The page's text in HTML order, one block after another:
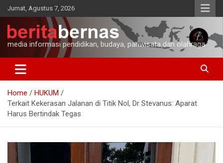
Skip
to
content
Jumat, Agustus 7, 2026
media informasi pendidikan, budaya, pariwisata dan olahraga
Home
HUKUM
Terkait Kekerasan Jalanan di Titik Nol, Dr Stevanus: Aparat
Harus Bertindak Tegas